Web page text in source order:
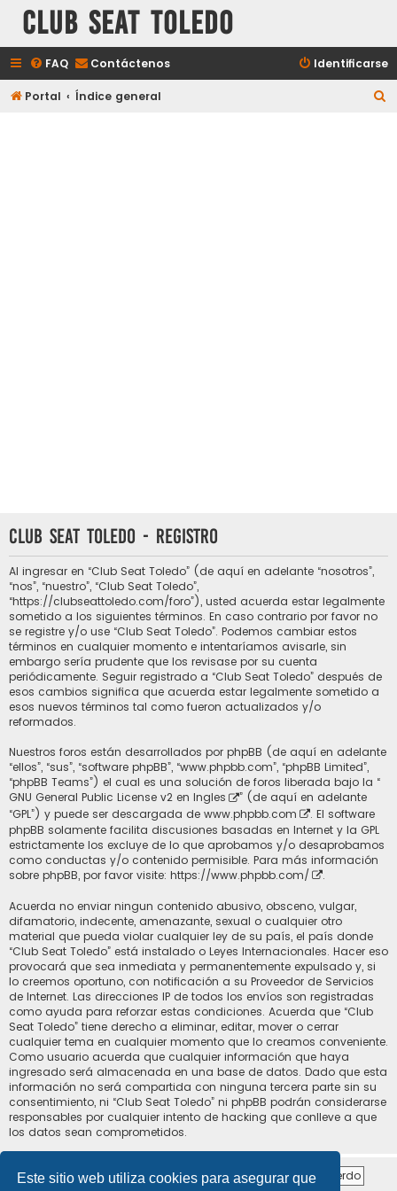
Este sitio web utiliza cookies para asegurar que
Club Seat Toledo
FAQ Contáctenos Identificarse
Portal Índice general
Club Seat Toledo - Registro
Al ingresar en “Club Seat Toledo” (de aquí en adelante “nosotros”,
“nos”, “nuestro”, “Club Seat Toledo”,
“https://clubseattoledo.com/foro”), usted acuerda estar legalmente
sometido a los siguientes términos. En caso contrario por favor no
se registre y/o use “Club Seat Toledo”. Podemos cambiar estos
términos en cualquier momento e intentaríamos avisarle, sin
embargo sería prudente que los revisase por su cuenta
periódicamente. Seguir registrado a “Club Seat Toledo” después de
esos cambios significa que acuerda estar legalmente sometido a
esos nuevos términos tal como fueron actualizados y/o
reformados.
Nuestros foros están desarrollados por phpBB (de aquí en adelante
“ellos”, “sus”, “software phpBB”, “www.phpbb.com”, “phpBB Limited”,
“phpBB Teams”) el cual es una solución de foros liberada bajo la “
GNU General Public License v2 en Ingles
” (de aquí en adelante
“GPL”) y puede ser descargada de www.phpbb.com
. El software
phpBB solamente facilita discusiones basadas en Internet y la GPL
estrictamente los excluye de lo que aprobamos y/o desaprobamos
como conductas y/o contenido permisible. Para más información
sobre phpBB, por favor visite: https://www.phpbb.com/ .
Acuerda no enviar ningun contenido abusivo, obsceno, vulgar,
difamatorio, indecente, amenazante, sexual o cualquier otro
material que pueda violar cualquier ley de su país, el país donde
“Club Seat Toledo” está instalado o Leyes Internacionales. Hacer eso
provocará que sea inmediata y permanentemente expulsado y, si
lo creemos oportuno, con notificación a su Proveedor de Servicios
de Internet. Las direcciones IP de todos los envíos son registradas
como ayuda para reforzar estas condiciones. Acuerda que “Club
Seat Toledo” tiene derecho a eliminar, editar, mover o cerrar
cualquier tema en cualquier momento que lo creamos conveniente.
Como usuario acuerda que cualquier información que haya
ingresado será almacenada en una base de datos. Dado que esta
información no será compartida con ninguna tercera parte sin su
consentimiento, ni “Club Seat Toledo” ni phpBB podrán considerarse
responsables por cualquier intento de hacking que conlleve a que
los datos sean comprometidos.